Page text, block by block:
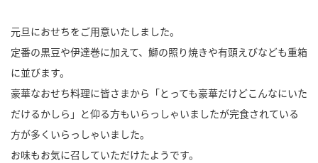
元旦におせちをご用意いたしました。
定番の黒豆や伊達巻に加えて、鰤の照り焼きや有頭えびなども重箱
に並びます。
豪華なおせち料理に皆さまから「とっても豪華だけどこんなにいた
だけるかしら」と仰る方もいらっしゃいましたが完食されている
方が多くいらっしゃいました。
お味もお気に召していただけたようです。